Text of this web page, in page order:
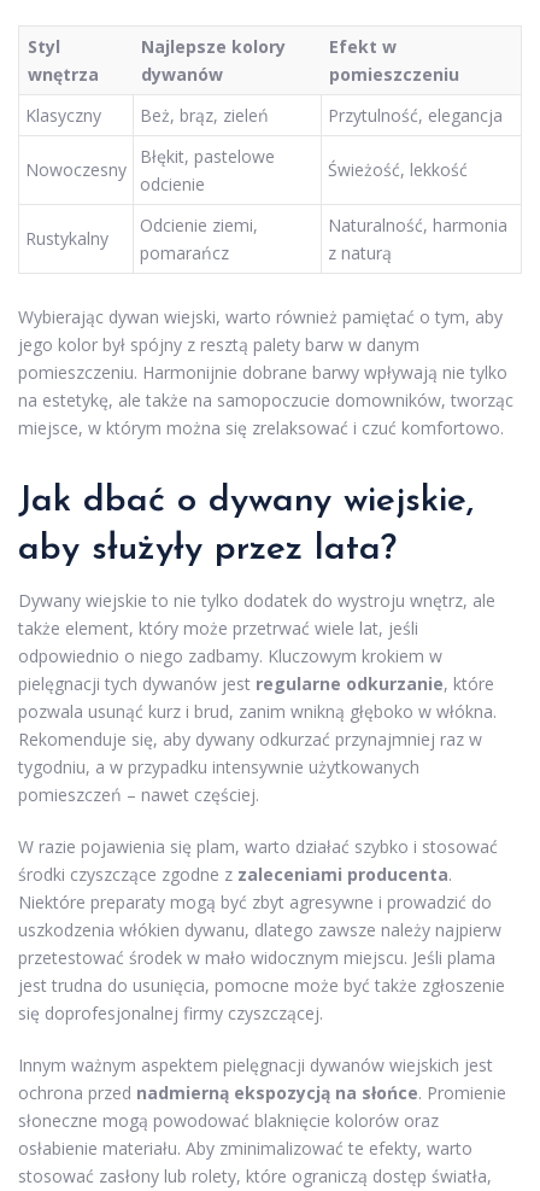
Styl
wnętrza
Najlepsze kolory
dywanów
Efekt w
pomieszczeniu
Klasyczny
Beż, brąz, zieleń Przytulność, elegancja
Nowoczesny
Błękit, pastelowe
odcienie
Świeżość, lekkość
Rustykalny
Odcienie ziemi,
pomarańcz
Naturalność, harmonia
z naturą
Wybierając dywan wiejski, warto również pamiętać o tym, aby
jego kolor był spójny z resztą palety barw w danym
pomieszczeniu. Harmonijnie dobrane barwy wpływają nie tylko
na estetykę, ale także na samopoczucie domowników, tworząc
miejsce, w którym można się zrelaksować i czuć komfortowo.
Jak dbać o dywany wiejskie,
aby służyły przez lata?
Dywany wiejskie to nie tylko dodatek do wystroju wnętrz, ale
także element, który może przetrwać wiele lat, jeśli
odpowiednio o niego zadbamy. Kluczowym krokiem w
pielęgnacji tych dywanów jest regularne odkurzanie, które
pozwala usunąć kurz i brud, zanim wnikną głęboko w włókna.
Rekomenduje się, aby dywany odkurzać przynajmniej raz w
tygodniu, a w przypadku intensywnie użytkowanych
pomieszczeń – nawet częściej.
W razie pojawienia się plam, warto działać szybko i stosować
środki czyszczące zgodne z zaleceniami producenta.
Niektóre preparaty mogą być zbyt agresywne i prowadzić do
uszkodzenia włókien dywanu, dlatego zawsze należy najpierw
przetestować środek w mało widocznym miejscu. Jeśli plama
jest trudna do usunięcia, pomocne może być także zgłoszenie
się doprofesjonalnej firmy czyszczącej.
Innym ważnym aspektem pielęgnacji dywanów wiejskich jest
ochrona przed nadmierną ekspozycją na słońce. Promienie
słoneczne mogą powodować blaknięcie kolorów oraz
osłabienie materiału. Aby zminimalizować te efekty, warto
stosować zasłony lub rolety, które ograniczą dostęp światła,